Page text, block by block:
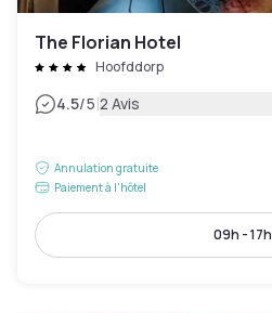
The Florian Hotel
Hoofddorp
4.5/5|2 Avis
Annulation gratuite
Paiement à l'hôtel
09h - 17h